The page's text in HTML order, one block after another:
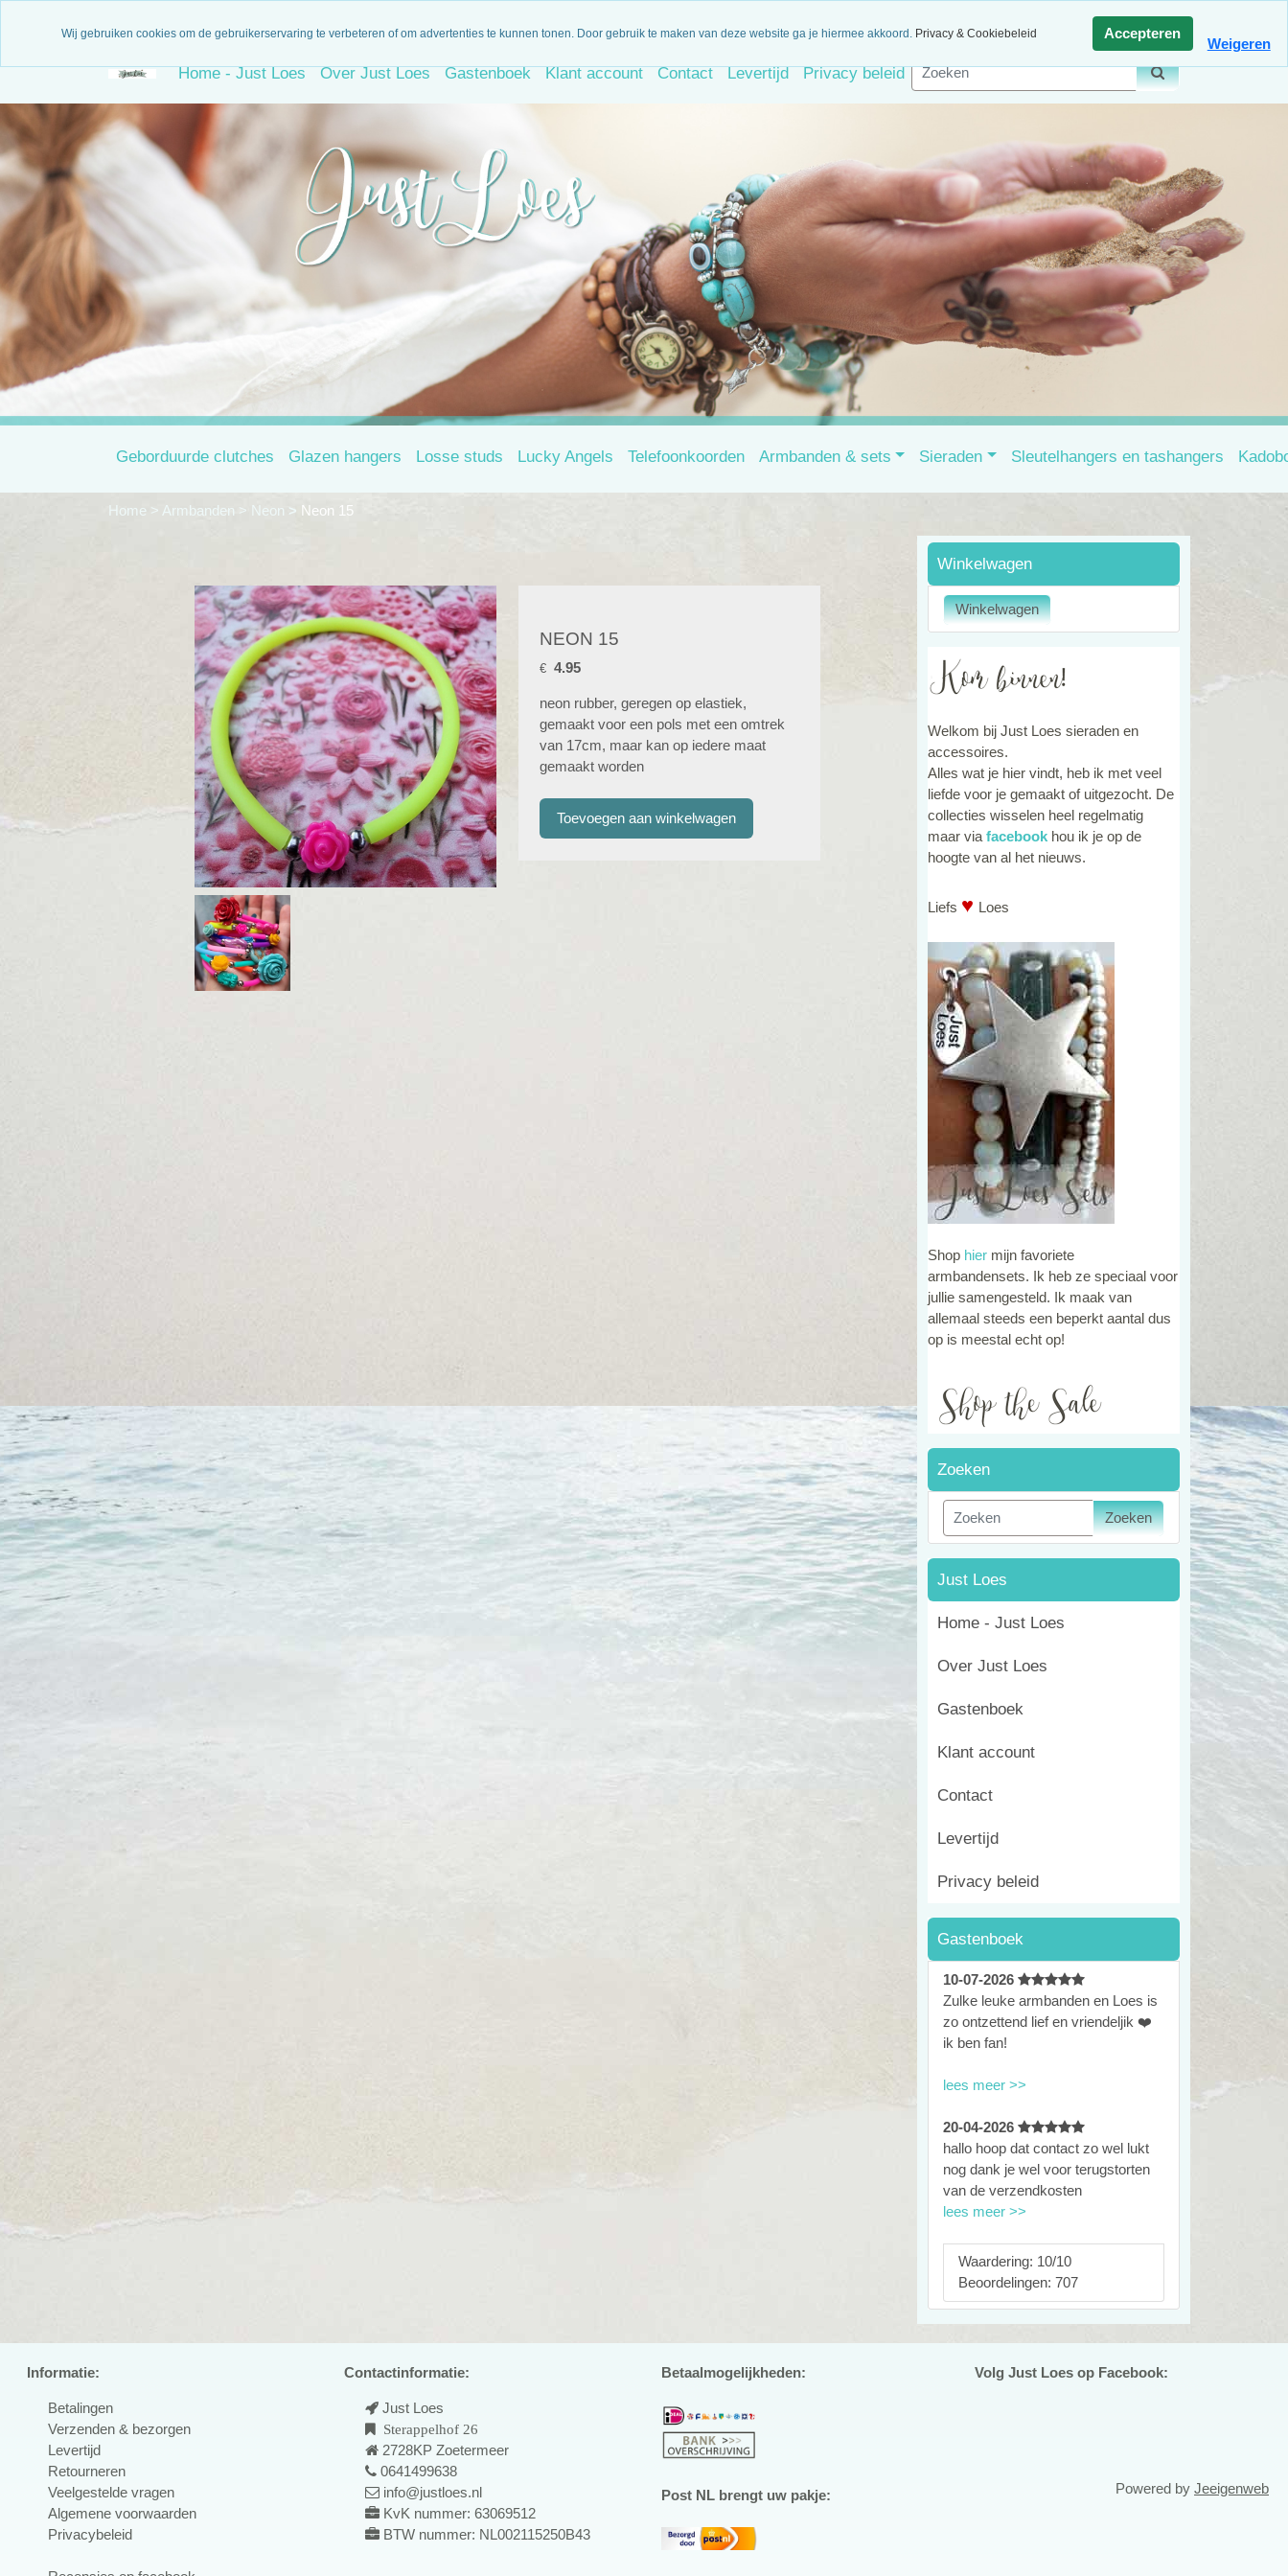
Home - Just Loes Over Just Loes Gastenboek Klant account Contact Levertijd Privacy beleid
Geborduurde clutches Glazen hangers Losse studs Lucky Angels Telefoonkoorden Armbanden & sets Sieraden Sleutelhangers en tashangers
Home > Armbanden > Neon > Neon 15
NEON 15
€ 4.95
neon rubber, geregen op elastiek,
gemaakt voor een pols met een omtrek
van 17cm, maar kan op iedere maat
gemaakt worden
Winkelwagen
Welkom bij Just Loes sieraden en
accessoires.
Alles wat je hier vindt, heb ik met veel
liefde voor je gemaakt of uitgezocht. De
collecties wisselen heel regelmatig
maar viafacebook hou ik je op de
hoogte van al het nieuws.
Liefs ♥ Loes
Shop hier mijn favoriete
armbandensets. Ik heb ze speciaal voor
jullie samengesteld. Ik maak van
allemaal steeds een beperkt aantal dus
op is meestal echt op!
Zoeken
Zoeken
Just Loes
Home - Just Loes
Over Just Loes
Gastenboek
Klant account
Contact
Levertijd
Privacy beleid
Gastenboek
10-07-2026
Zulke leuke armbanden en Loes is
zo ontzettend lief en vriendeljik ❤️
ik ben fan!
lees meer >>
20-04-2026
hallo hoop dat contact zo wel lukt
nog dank je wel voor terugstorten
van de verzendkosten
lees meer >>
Waardering: 10/10
Beoordelingen: 707
Informatie:
Betalingen
Verzenden & bezorgen
Levertijd
Retourneren
Veelgestelde vragen
Algemene voorwaarden
Privacybeleid
Contactinformatie:
Just Loes
Sterappelhof 26
2728KP Zoetermeer
0641499638
info@justloes.nl
KvK nummer: 63069512
BTW nummer: NL002115250B43
Betaalmogelijkheden:
Post NL brengt uw pakje:
Volg Just Loes op Facebook:
Powered by Jeeigenweb
Wij gebruiken cookies om de gebruikerservaring te verbeteren of om advertenties te kunnen tonen. Door gebruik te maken van deze website ga je hiermee akkoord. Privacy & Cookiebeleid Accepteren
Weigeren